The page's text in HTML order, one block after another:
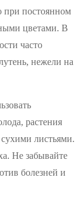
при постоянном
цветами. В
часто
нежели на
растения
листьями.
Не забывайте
болезней и